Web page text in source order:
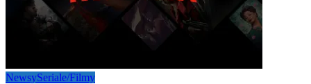
NewsySeriale/Filmy